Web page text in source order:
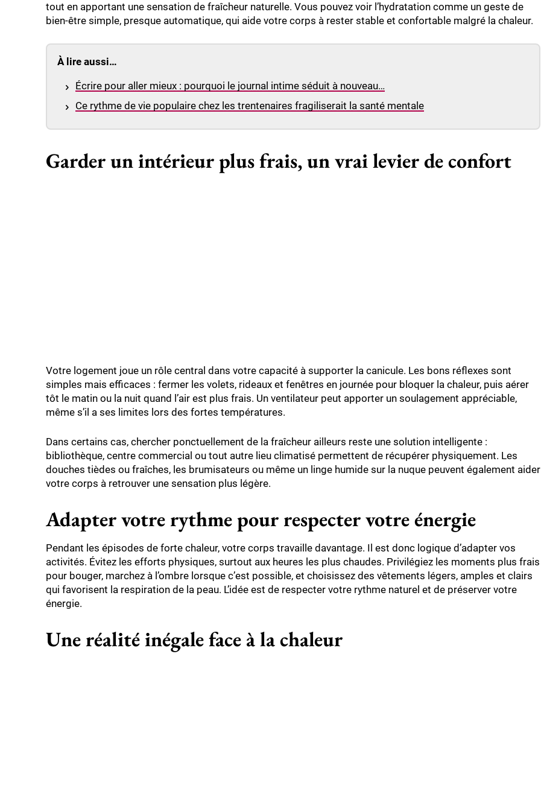
tout en apportant une sensation de fraîcheur naturelle. Vous pouvez voir l’hydratation comme un geste de
bien-être simple, presque automatique, qui aide votre corps à rester stable et confortable malgré la chaleur.
À lire aussi…
Écrire pour aller mieux : pourquoi le journal intime séduit à nouveau…
Ce rythme de vie populaire chez les trentenaires fragiliserait la santé mentale
Garder un intérieur plus frais, un vrai levier de confort
Votre logement joue un rôle central dans votre capacité à supporter la canicule. Les bons réflexes sont
simples mais efficaces : fermer les volets, rideaux et fenêtres en journée pour bloquer la chaleur, puis aérer
tôt le matin ou la nuit quand l’air est plus frais. Un ventilateur peut apporter un soulagement appréciable,
même s’il a ses limites lors des fortes températures.
Dans certains cas, chercher ponctuellement de la fraîcheur ailleurs reste une solution intelligente :
bibliothèque, centre commercial ou tout autre lieu climatisé permettent de récupérer physiquement. Les
douches tièdes ou fraîches, les brumisateurs ou même un linge humide sur la nuque peuvent également aider
votre corps à retrouver une sensation plus légère.
Adapter votre rythme pour respecter votre énergie
Pendant les épisodes de forte chaleur, votre corps travaille davantage. Il est donc logique d’adapter vos
activités. Évitez les efforts physiques, surtout aux heures les plus chaudes. Privilégiez les moments plus frais
pour bouger, marchez à l’ombre lorsque c’est possible, et choisissez des vêtements légers, amples et clairs
qui favorisent la respiration de la peau. L’idée est de respecter votre rythme naturel et de préserver votre
énergie.
Une réalité inégale face à la chaleur